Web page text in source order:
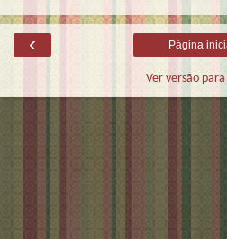
‹ Página
Ver versão